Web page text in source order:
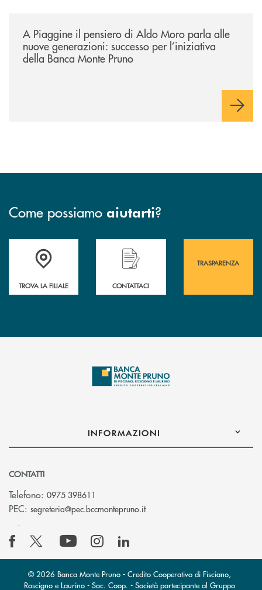
A Piaggine il pensiero di Aldo Moro parla alle
nuove generazioni: successo per l’iniziativa
della Banca Monte Pruno
Come possiamo aiutarti?
Accedi all' elenco completo&nbsp; delle&nbsp; filiali&nbsp; di Banca
TROVA LA FILIALE
Hai bisogno di assistenza immediata?
CONTATTACI
TRASPARENZA
INFORMAZIONI
CONTATTI
Telefono: 0975 398611
PEC: segreteria@pec.bccmontepruno.it(si apre l’app di posta
© 2026 Banca Monte Pruno - Credito Cooperativo di Fisciano,
Roscigno e Laurino - Soc. Coop. - Società partecipante al Gruppo